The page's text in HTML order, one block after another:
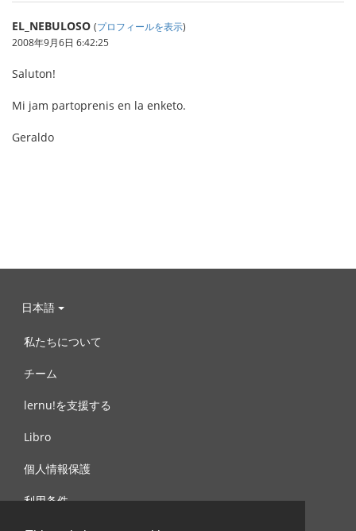
EL_NEBULOSO (プロフィールを表示)
2008年9月6日 6:42:25
Saluton!
Mi jam partoprenis en la enketo.
Geraldo
日本語
私たちについて
チーム
lernu!を支援する
Libro
個人情報保護
利用条件